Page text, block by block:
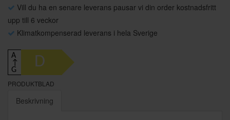
Vill du ha en senare leverans pausar vi din order kostnadsfritt
upp till 6 veckor
Klimatkompenserad leverans i hela Sverige
A
↑
G
D
PRODUKTBLAD
Beskrivning